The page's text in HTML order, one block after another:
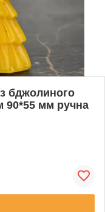
бджолиного
90*55 мм ручна